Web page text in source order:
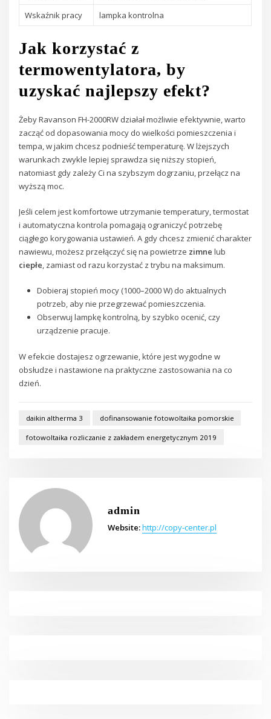
Wskaźnik pracy
lampka kontrolna
Jak korzystać z
termowentylatora, by
uzyskać najlepszy efekt?
Żeby Ravanson FH-2000RW działał możliwie efektywnie, warto
zacząć od dopasowania mocy do wielkości pomieszczenia i
tempa, w jakim chcesz podnieść temperaturę. W lżejszych
warunkach zwykle lepiej sprawdza się niższy stopień,
natomiast gdy zależy Ci na szybszym dogrzaniu, przełącz na
wyższą moc.
Jeśli celem jest komfortowe utrzymanie temperatury, termostat
i automatyczna kontrola pomagają ograniczyć potrzebę
ciągłego korygowania ustawień. A gdy chcesz zmienić charakter
nawiewu, możesz przełączyć się na powietrze zimne lub
ciepłe, zamiast od razu korzystać z trybu na maksimum.
Dobieraj stopień mocy (1000–2000 W) do aktualnych
potrzeb, aby nie przegrzewać pomieszczenia.
Obserwuj lampkę kontrolną, by szybko ocenić, czy
urządzenie pracuje.
W efekcie dostajesz ogrzewanie, które jest wygodne w
obsłudze i nastawione na praktyczne zastosowania na co
dzień.
daikin altherma 3 dofinansowanie fotowoltaika pomorskie
fotowoltaika rozliczanie z zakładem energetycznym 2019
admin
Website:http://copy-center.pl